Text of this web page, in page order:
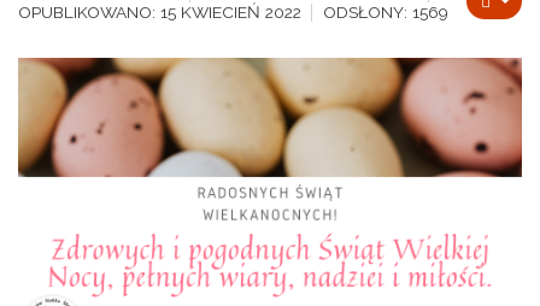
OPUBLIKOWANO: 15 KWIECIEŃ 2022
ODSŁONY: 1569